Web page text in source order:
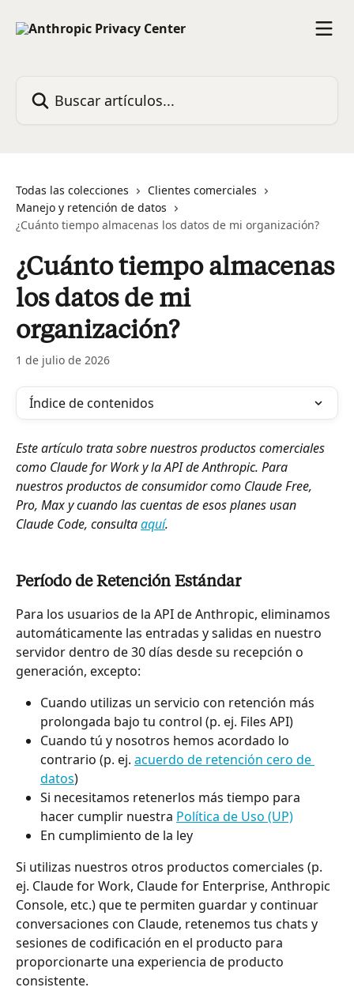
Todas las colecciones
Clientes comerciales
Manejo y retención de datos
¿Cuánto tiempo almacenas los datos de mi organización?
¿Cuánto tiempo almacenas
los datos de mi
organización?
1 de julio de 2026
Índice de contenidos
Este artículo trata sobre nuestros productos comerciales
como Claude for Work y la API de Anthropic. Para
nuestros productos de consumidor como Claude Free,
Pro, Max y cuando las cuentas de esos planes usan
Claude Code, consulta aquí.
Período de Retención Estándar
Para los usuarios de la API de Anthropic, eliminamos
automáticamente las entradas y salidas en nuestro
servidor dentro de 30 días desde su recepción o
generación, excepto:
Cuando utilizas un servicio con retención más
prolongada bajo tu control (p. ej. Files API)
Cuando tú y nosotros hemos acordado lo
contrario (p. ej. acuerdo de retención cero de
datos)
Si necesitamos retenerlos más tiempo para
hacer cumplir nuestra Política de Uso (UP)
En cumplimiento de la ley
Si utilizas nuestros otros productos comerciales (p.
ej. Claude for Work, Claude for Enterprise, Anthropic
Console, etc.) que te permiten guardar y continuar
conversaciones con Claude, retenemos tus chats y
sesiones de codificación en el producto para
proporcionarte una experiencia de producto
consistente.